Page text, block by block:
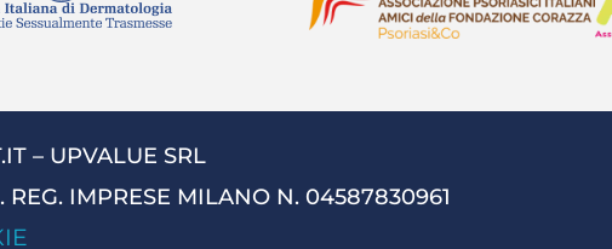
– UPVALUE SRL
REG. IMPRESE MILANO N. 04587830961